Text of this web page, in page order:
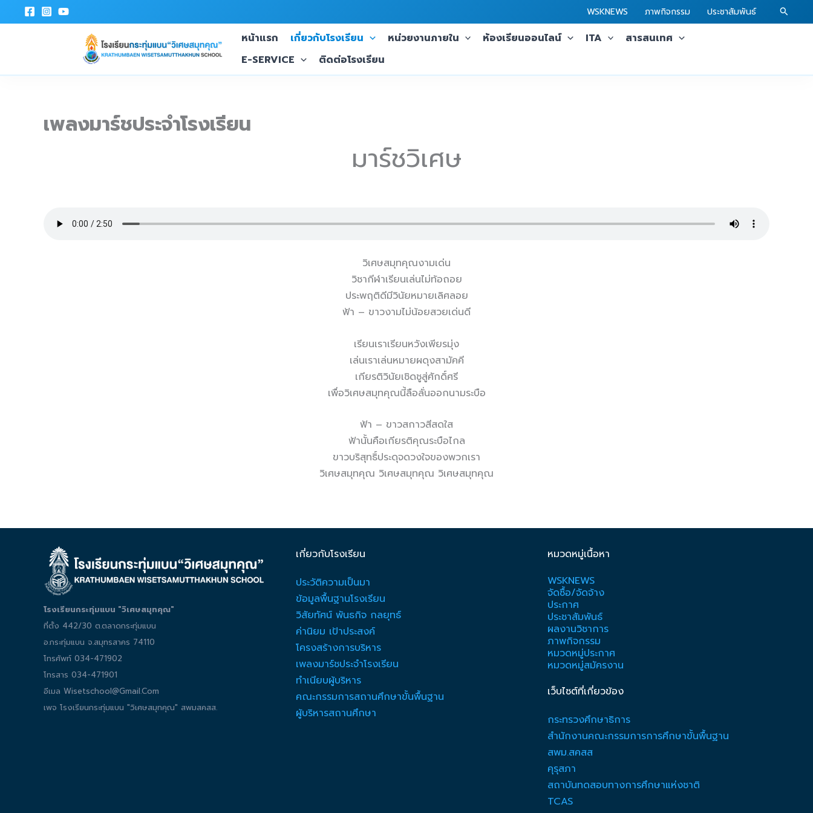
To
WSKNEWS ภาพกิจกรรม ประชาสัมพันธ์ Search
หน้าแรก เกี่ยวกับโรงเรียน หน่วยงานภายใน ห้องเรียนออนไลน์ ITA
สารสนเทศ
E-SERVICE
ติดต่อโรงเรียน
เพลงมาร์ชประจำโรงเรียน
มาร์ชวิเศษ
วิเศษสมุทคุณงามเด่น
วิชากีฬาเรียนเล่นไม่ท้อถอย
ประพฤติดีมีวินัยหมายเลิศลอย
ฟ้า – ขาวงามไม่น้อยสวยเด่นดี
เรียนเราเรียนหวังเพียรมุ่ง
เล่นเราเล่นหมายผดุงสามัคคี
เกียรติวินัยเชิดชูสู่ศักดิ์ศรี
เพื่อวิเศษสมุทคุณนี้ลือลั่นออกนามระบือ
ฟ้า – ขาวสกาวสีสดใส
ฟ้านั้นคือเกียรติคุณระบือไกล
ขาวบริสุทธิ์ประดุจดวงใจของพวกเรา
วิเศษสมุทคุณ วิเศษสมุทคุณ วิเศษสมุทคุณ
โรงเรียนกระทุ่มแบน "วิเศษสมุทคุณ"
ที่ตั้ง 442/30 ต.ตลาดกระทุ่มแบน
อ.กระทุ่มแบน จ.สมุทรสาคร 74110
โทรศัพท์ 034-471902
โทรสาร 034-471901
อีเมล Wisetschool@gmail.com
เพจ โรงเรียนกระทุ่มแบน "วิเศษสมุทคุณ" สพมสคสส.
เกี่ยวกับโรงเรียน
ประวัติความเป็นมา
ข้อมูลพื้นฐานโรงเรียน
วิสัยทัศน์ พันธกิจ กลยุทธ์
ค่านิยม เป้าประสงค์
โครงสร้างการบริหาร
เพลงมาร์ชประจำโรงเรียน
ทำเนียบผู้บริหาร
คณะกรรมการสถานศึกษาขั้นพื้นฐาน
ผู้บริหารสถานศึกษา
หมวดหมู่เนื้อหา
WSKNEWS
จัดซื้อ/จัดจ้าง
ประกาศ
ประชาสัมพันธ์
ผลงานวิชาการ
ภาพกิจกรรม
หมวดหมู่ประกาศ
หมวดหมู่สมัครงาน
เว็บไซต์ที่เกี่ยวข้อง
กระทรวงศึกษาธิการ
สำนักงานคณะกรรมการการศึกษาขั้นพื้นฐาน
สพม.สคสส
คุรุสภา
สถาบันทดสอบทางการศึกษาแห่งชาติ
TCAS